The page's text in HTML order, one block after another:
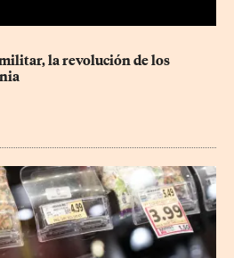
la revolución de los